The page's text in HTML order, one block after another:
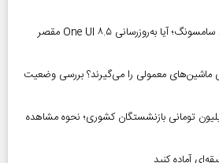
بحران باتری در گوشی‌های سامسونگ؛ آیا به‌روزرسانی One UI ۸.۵ مقصر
ماشین‌های معمولی را می‌گیرند؟ بررسی وضعیت
وام ضروری ۷۵ میلیون تومانی بازنشستگان کشوری؛ نحوه مشاهده